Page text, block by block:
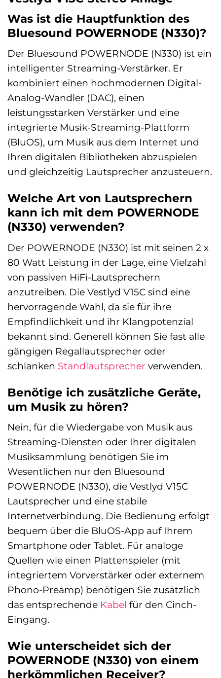
Was ist die Hauptfunktion des
Bluesound POWERNODE (N330)?
Der Bluesound POWERNODE (N330) ist ein
intelligenter Streaming-Verstärker. Er
kombiniert einen hochmodernen Digital-
Analog-Wandler (DAC), einen
leistungsstarken Verstärker und eine
integrierte Musik-Streaming-Plattform
(BluOS), um Musik aus dem Internet und
Ihren digitalen Bibliotheken abzuspielen
und gleichzeitig Lautsprecher anzusteuern.
Welche Art von Lautsprechern
kann ich mit dem POWERNODE
(N330) verwenden?
Der POWERNODE (N330) ist mit seinen 2 x
80 Watt Leistung in der Lage, eine Vielzahl
von passiven HiFi-Lautsprechern
anzutreiben. Die Vestlyd V15C sind eine
hervorragende Wahl, da sie für ihre
Empfindlichkeit und ihr Klangpotenzial
bekannt sind. Generell können Sie fast alle
gängigen Regallautsprecher oder
schlanken Standlautsprecher verwenden.
Benötige ich zusätzliche Geräte,
um Musik zu hören?
Nein, für die Wiedergabe von Musik aus
Streaming-Diensten oder Ihrer digitalen
Musiksammlung benötigen Sie im
Wesentlichen nur den Bluesound
POWERNODE (N330), die Vestlyd V15C
Lautsprecher und eine stabile
Internetverbindung. Die Bedienung erfolgt
bequem über die BluOS-App auf Ihrem
Smartphone oder Tablet. Für analoge
Quellen wie einen Plattenspieler (mit
integriertem Vorverstärker oder externem
Phono-Preamp) benötigen Sie zusätzlich
das entsprechende Kabel für den Cinch-
Eingang.
Wie unterscheidet sich der
POWERNODE (N330) von einem
herkömmlichen Receiver?